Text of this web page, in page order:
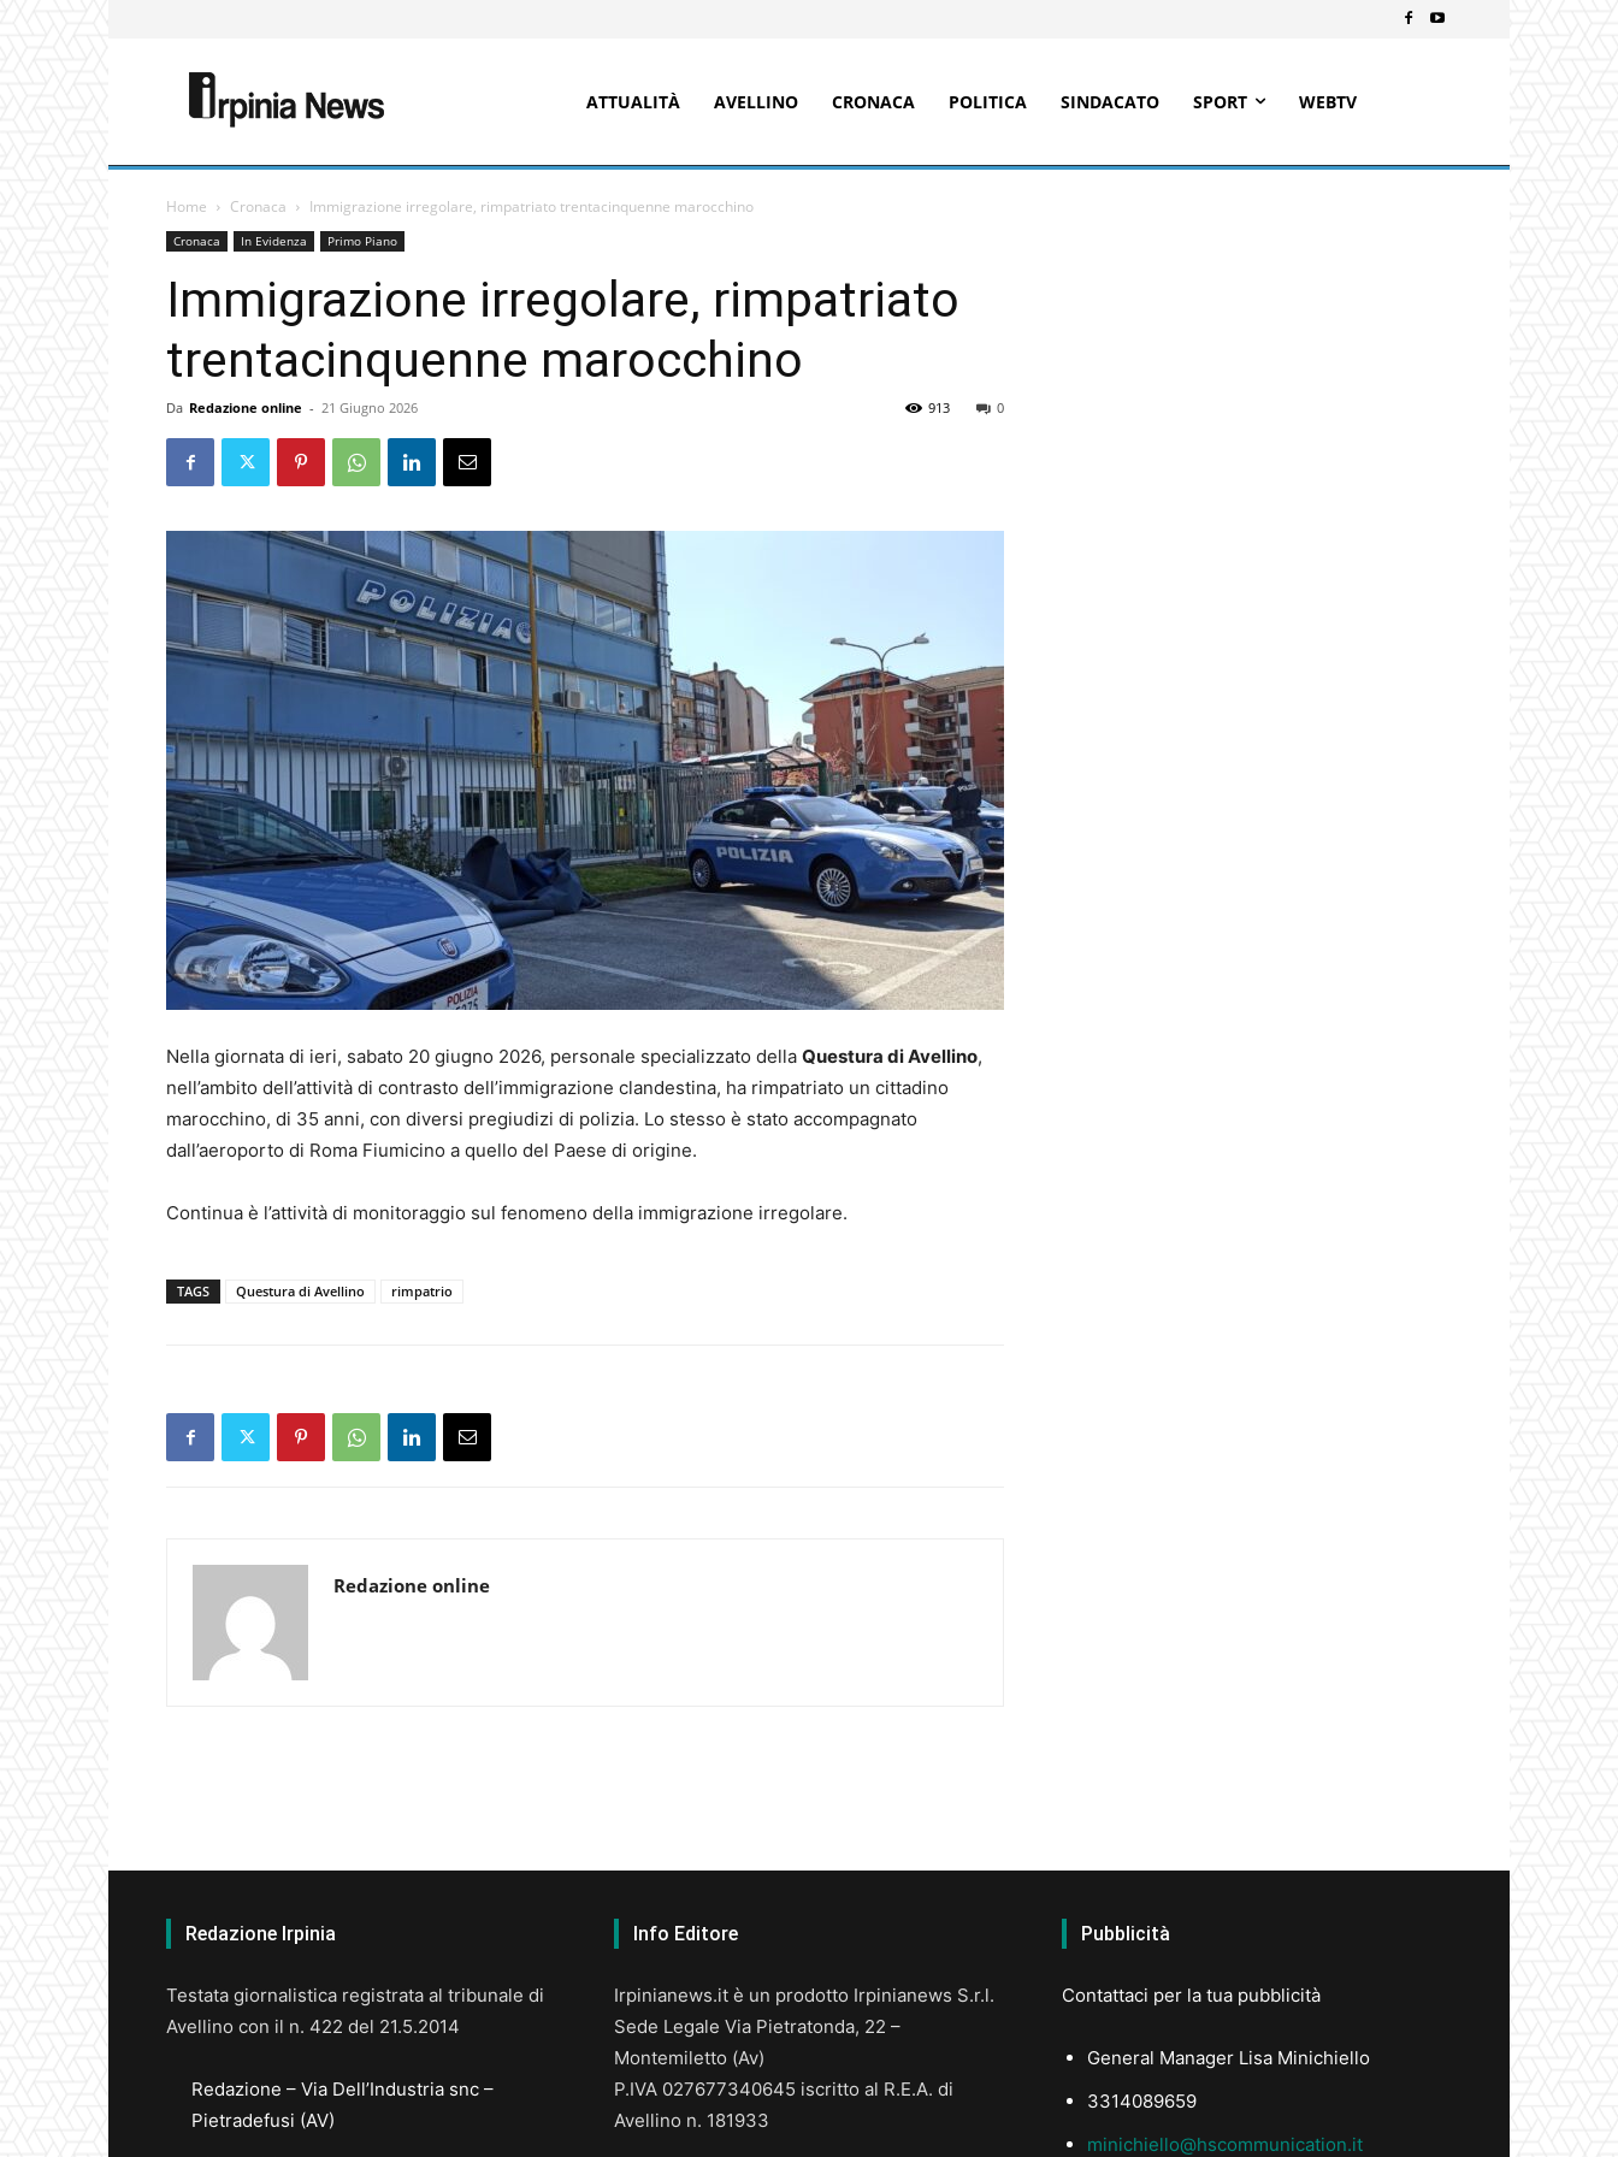
ATTUALITÀ AVELLINO CRONACA POLITICA SINDACATO SPORT WEBTV
Home Cronaca Immigrazione irregolare, rimpatriato trentacinquenne marocchino
Cronaca In Evidenza Primo Piano
Immigrazione irregolare, rimpatriato
trentacinquenne marocchino
Da Redazione online - 21 Giugno 2026 0
913
Nella giornata di ieri, sabato 20 giugno 2026, personale specializzato della Questura di Avellino,
nell’ambito dell’attività di contrasto dell’immigrazione clandestina, ha rimpatriato un cittadino
marocchino, di 35 anni, con diversi pregiudizi di polizia. Lo stesso è stato accompagnato
dall’aeroporto di Roma Fiumicino a quello del Paese di origine.
Continua è l’attività di monitoraggio sul fenomeno della immigrazione irregolare.
TAGS Questura di Avellino rimpatrio
Redazione online
Redazione Irpinia
Testata giornalistica registrata al tribunale di
Avellino con il n. 422 del 21.5.2014
Redazione – Via Dell’Industria snc –
Pietradefusi (AV)
Info Editore
Irpinianews.it è un prodotto Irpinianews S.r.l.
Sede Legale Via Pietratonda, 22 –
Montemiletto (Av)
P.IVA 027677340645 iscritto al R.E.A. di
Avellino n. 181933
Pubblicità
Contattaci per la tua pubblicità
General Manager Lisa Minichiello
3314089659
minichiello@hscommunication.it